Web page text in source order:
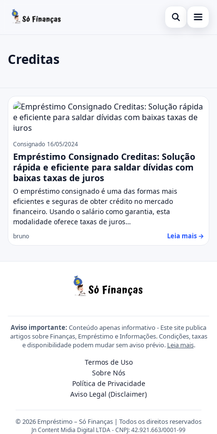
Abrir busca
Informações
Investimentos
Consignado
Pessoal
Pressione Enter para buscar ou ESC para fechar.
Creditas
Creditas
Consignado 16/05/2024
Empréstimo Consignado Creditas: Solução
rápida e eficiente para saldar dívidas com
baixas taxas de juros
O empréstimo consignado é uma das formas mais
eficientes e seguras de obter crédito no mercado
financeiro. Usando o salário como garantia, esta
modalidade oferece taxas de juros…
bruno Leia mais →
Aviso importante: Conteúdo apenas informativo - Este site publica
artigos sobre Finanças, Empréstimo e Informações. Condições, taxas
e disponibilidade podem mudar sem aviso prévio. Leia mais.
Termos de Uso
Sobre Nós
Política de Privacidade
Aviso Legal (Disclaimer)
© 2026 Empréstimo – Só Finanças | Todos os direitos reservados
Jn Content Midia Digital LTDA - CNPJ: 42.921.663/0001-99